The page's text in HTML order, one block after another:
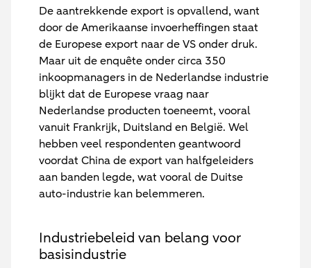
De aantrekkende export is opvallend, want
door de Amerikaanse invoerheffingen staat
de Europese export naar de VS onder druk.
Maar uit de enquête onder circa 350
inkoopmanagers in de Nederlandse industrie
blijkt dat de Europese vraag naar
Nederlandse producten toeneemt, vooral
vanuit Frankrijk, Duitsland en België. Wel
hebben veel respondenten geantwoord
voordat China de export van halfgeleiders
aan banden legde, wat vooral de Duitse
auto-industrie kan belemmeren.
Industriebeleid van belang voor
basisindustrie